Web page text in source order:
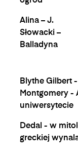
Alina – J.
Słowacki –
Balladyna
Blythe Gilbert -
Montgomery -
uniwersytecie
Dedal - w
greckiej